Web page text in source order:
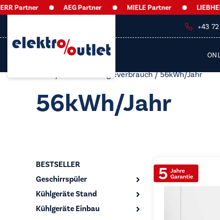
Partner AEG Partner MIELE Partner LIEBHERR
+43
/ Produkt Energieverbrauch / 56kWh/​Jahr
56kWh/​Jahr
BESTSELLER
Geschirrspüler
Kühlgeräte Stand
Kühlgeräte Einbau